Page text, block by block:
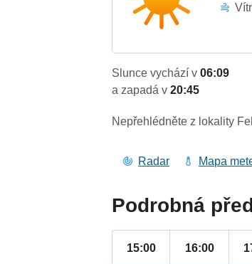
Slunce vychází v06:09
a zapadá v20:45
Nepřehlédněte z lokality
Radar Mapa
Podrobná
15:00 16:00